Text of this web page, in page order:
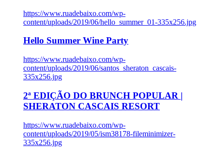
https://www.ruadebaixo.com/wp-
content/uploads/2019/06/hello_summer_01-335x256.jpg
Hello Summer Wine Party
https://www.ruadebaixo.com/wp-
content/uploads/2019/06/santos_sheraton_cascais-
335x256.jpg
2ª EDIÇÃO DO BRUNCH POPULAR |
SHERATON CASCAIS RESORT
https://www.ruadebaixo.com/wp-
content/uploads/2019/05/ism38178-fileminimizer-
335x256.jpg